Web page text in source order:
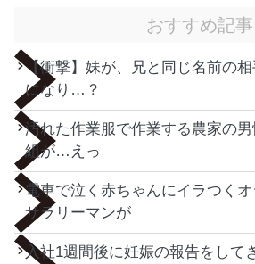
おすすめ記事
【衝撃】妹が、兄と同じ名前の
になり…？
汚れた作業服で作業する農家の
組が…えっ
電車で泣く赤ちゃんにイラつくオ
サラリーマンが
入社1週間後に妊娠の報告をして